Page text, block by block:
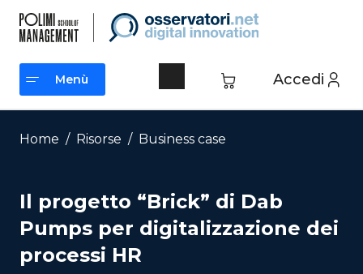
contenuto
Accedi
Menù
Menù
Home / Risorse / Business case
Il progetto “Brick” di Dab
Pumps per digitalizzazione dei
processi HR